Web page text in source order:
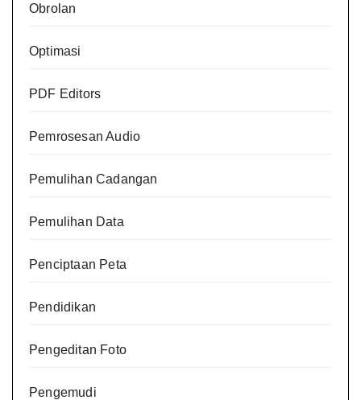
Obrolan
Optimasi
PDF Editors
Pemrosesan Audio
Pemulihan Cadangan
Pemulihan Data
Penciptaan Peta
Pendidikan
Pengeditan Foto
Pengemudi